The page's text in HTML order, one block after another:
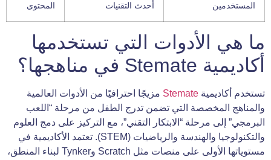
المستخدمين
أحدث التقنيات
المحتوى
ما هي الأدوات التي تستخدمها
أكاديمية Stemate في مناهجها؟
تستخدم أكاديمية Stemate مزيجًا احترافيًا من الأدوات العالمية
والمناهج المخصصة التي تضمن تدرج الطفل من مرحلة “اللعب
البرمجي” إلى مرحلة “الابتكار التقني”، مع التركيز على دمج العلوم
والتكنولوجيا والهندسة والرياضيات (STEM). تعتمد الأكاديمية في
مستوياتها الأولى على منصات مثل Scratch وTynker لبناء المنطق،